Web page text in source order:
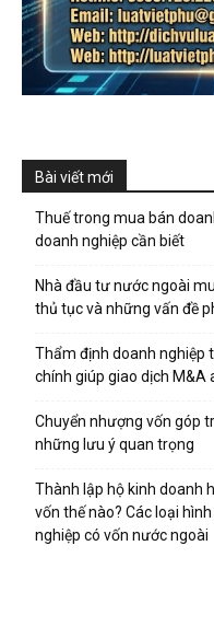
Bài viết mới
Thuế trong mua bán
doanh nghiệp cần biết
Nhà đầu tư nước ngoài
thủ tục và những vấn đề
Thẩm định doanh nghiệp
chính giúp giao dịch M&A
Chuyển nhượng vốn góp
những lưu ý quan trọng
Thành lập hộ kinh doanh
vốn thế nào? Các loại
nghiệp có vốn nước ngoài